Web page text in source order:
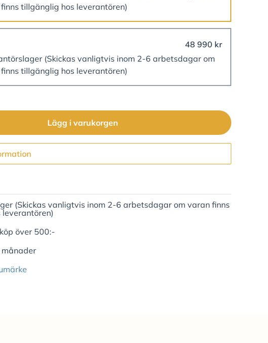
tillgänglig hos leverantören)
48 990 kr
(Skickas vanligtvis inom 2-6 arbetsdagar om
tillgänglig hos leverantören)
Lägg i varukorgen
(Skickas vanligtvis inom 2-6 arbetsdagar om varan finns
över 500:-